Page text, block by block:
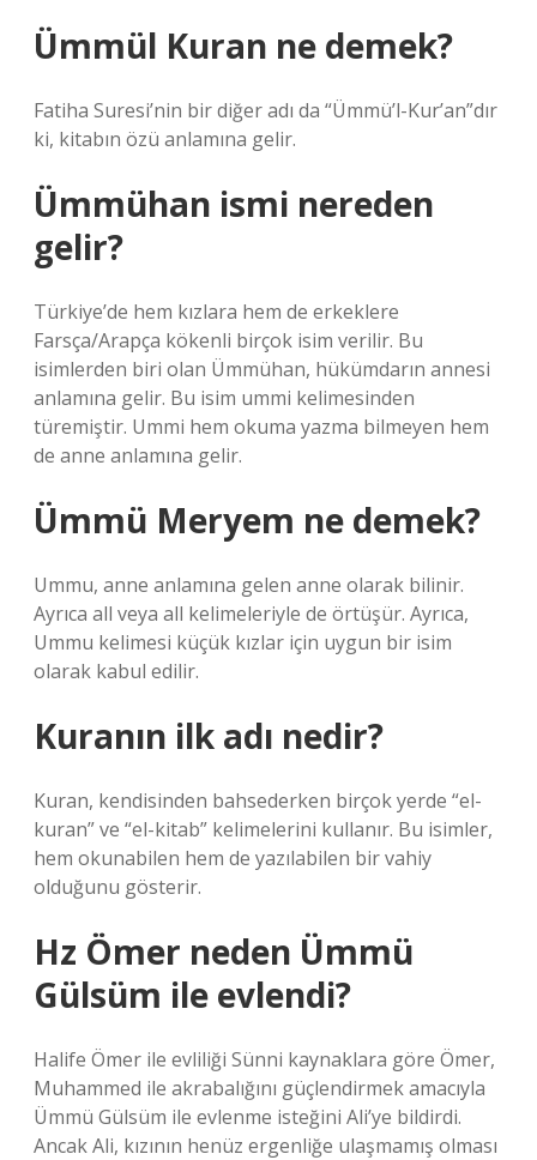
Ümmül Kuran ne demek?
Fatiha Suresi’nin bir diğer adı da “Ümmü’l-Kur’an”dır
ki, kitabın özü anlamına gelir.
Ümmühan ismi nereden
gelir?
Türkiye’de hem kızlara hem de erkeklere
Farsça/Arapça kökenli birçok isim verilir. Bu
isimlerden biri olan Ümmühan, hükümdarın annesi
anlamına gelir. Bu isim ummi kelimesinden
türemiştir. Ummi hem okuma yazma bilmeyen hem
de anne anlamına gelir.
Ümmü Meryem ne demek?
Ummu, anne anlamına gelen anne olarak bilinir.
Ayrıca all veya all kelimeleriyle de örtüşür. Ayrıca,
Ummu kelimesi küçük kızlar için uygun bir isim
olarak kabul edilir.
Kuranın ilk adı nedir?
Kuran, kendisinden bahsederken birçok yerde “el-
kuran” ve “el-kitab” kelimelerini kullanır. Bu isimler,
hem okunabilen hem de yazılabilen bir vahiy
olduğunu gösterir.
Hz Ömer neden Ümmü
Gülsüm ile evlendi?
Halife Ömer ile evliliği Sünni kaynaklara göre Ömer,
Muhammed ile akrabalığını güçlendirmek amacıyla
Ümmü Gülsüm ile evlenme isteğini Ali’ye bildirdi.
Ancak Ali, kızının henüz ergenliğe ulaşmamış olması